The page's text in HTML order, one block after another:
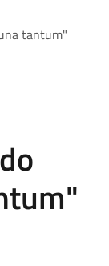
tantum"